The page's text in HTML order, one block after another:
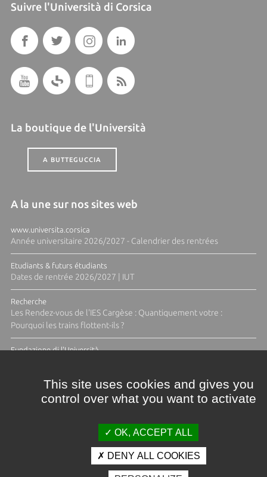
Suivre l'Università di Corsica
La boutique de l'Università
A BUTTEGUCCIA
A la une sur nos sites web
www.universita.corsica
Année universitaire 2026/2027 - Calendrier des rentrées
Etudiants & futurs étudiants
Dates de rentrée 2026/2027 | IUT
Recherche
Les Rendez-vous de l'IES Cargèse : Quantiquement votre :
Pourquoi les trains flottent-ils ?
Fundazione di l'Università
Crédits et mentions légales
This site uses cookies and gives you
control over what you want to activate
OK, ACCEPT ALL
DENY ALL COOKIES